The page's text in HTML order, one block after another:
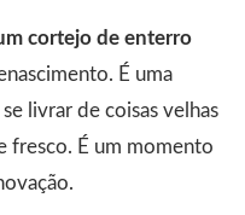
cortejo de enterro
É uma
livrar de coisas velhas
fresco. É um momento